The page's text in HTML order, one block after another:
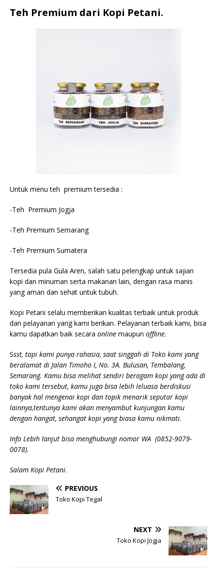
Teh Premium dari Kopi Petani.
Untuk menu teh premium tersedia :
-Teh Premium Jogja
-Teh Premium Semarang
-Teh Premium Sumatera
Tersedia pula Gula Aren, salah satu pelengkap untuk sajian
kopi dan minuman serta makanan lain, dengan rasa manis
yang aman dan sehat untuk tubuh.
Kopi Petani selalu memberikan kualitas terbaik untuk produk
dan pelayanan yang kami berikan. Pelayanan terbaik kami, bisa
kamu dapatkan baik secara online maupun offline.
Ssst, tapi kami punya rahasia, saat singgah di Toko kami yang
beralamat di Jalan Timoho I, No. 3A. Bulusan, Tembalang,
Semarang. Kamu bisa melihat sendiri beragam kopi yang ada di
toko kami tersebut, kamu juga bisa lebih leluasa berdiskusi
banyak hal mengenai kopi dan topik menarik seputar kopi
lainnya,tentunya kami akan menyambut kunjungan kamu
dengan hangat, sehangat kopi yang biasa kamu nikmati.
Info Lebih lanjut bisa menghubungi nomor WA (0852-9079-
0078).
Salam Kopi Petani.
PREVIOUS
Toko Kopi Tegal
NEXT
Toko Kopi Jogja